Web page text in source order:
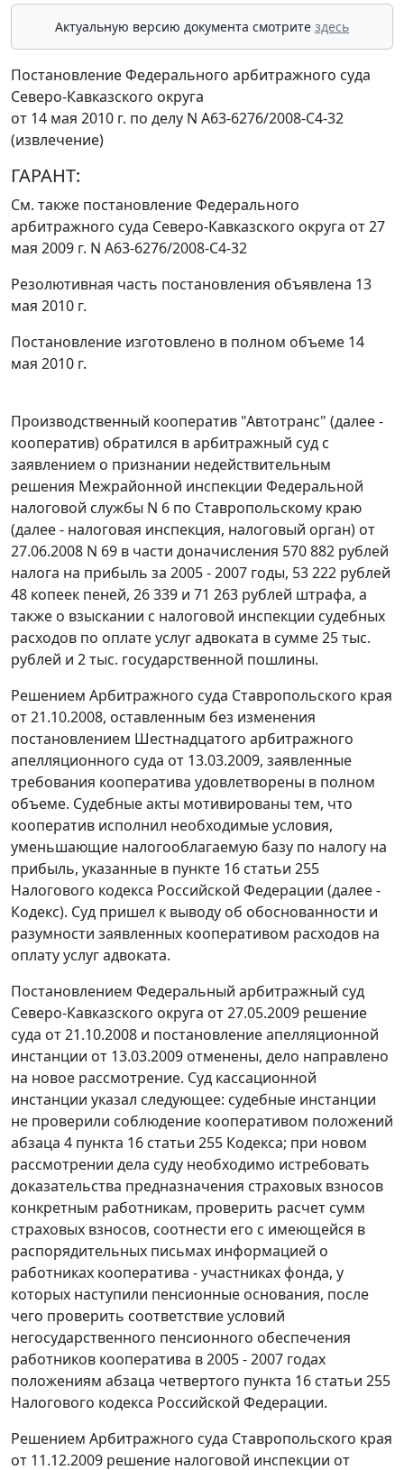
Актуальную версию документа смотрите здесь
Постановление Федерального арбитражного суда
Северо-Кавказского округа
от 14 мая 2010 г. по делу N А63-6276/2008-С4-32
(извлечение)
ГАРАНТ:
См. также постановлениеФедерального
арбитражного суда Северо-Кавказского округа от 27
мая 2009 г. N А63-6276/2008-С4-32
Резолютивная часть постановления объявлена 13
мая 2010 г.
Постановление изготовлено в полном объеме 14
мая 2010 г.
Производственный кооператив "Автотранс" (далее -
кооператив) обратился в арбитражный суд с
заявлением о признании недействительным
решения Межрайонной инспекции Федеральной
налоговой службы N 6 по Ставропольскому краю
(далее - налоговая инспекция, налоговый орган) от
27.06.2008 N 69 в части доначисления 570 882 рублей
налога на прибыль за 2005 - 2007 годы, 53 222 рублей
48 копеек пеней, 26 339 и 71 263 рублей штрафа, а
также о взыскании с налоговой инспекции судебных
расходов по оплате услуг адвоката в сумме 25 тыс.
рублей и 2 тыс. государственной пошлины.
Решением Арбитражного суда Ставропольского края
от 21.10.2008, оставленным без изменения
постановлением Шестнадцатого арбитражного
апелляционного суда от 13.03.2009, заявленные
требования кооператива удовлетворены в полном
объеме. Судебные акты мотивированы тем, что
кооператив исполнил необходимые условия,
уменьшающие налогооблагаемую базу по налогу на
прибыль, указанные в пункте 16 статьи 255
Налогового кодекса Российской Федерации (далее -
Кодекс). Суд пришел к выводу об обоснованности и
разумности заявленных кооперативом расходов на
оплату услуг адвоката.
Постановлением Федеральный арбитражный суд
Северо-Кавказского округа от 27.05.2009 решение
суда от 21.10.2008 и постановлениеапелляционной
инстанции от 13.03.2009 отменены, дело направлено
на новое рассмотрение. Суд кассационной
инстанции указал следующее: судебные инстанции
не проверили соблюдение кооперативом положений
абзаца 4 пункта 16 статьи 255 Кодекса; при новом
рассмотрении дела суду необходимо истребовать
доказательства предназначения страховых взносов
конкретным работникам, проверить расчет сумм
страховых взносов, соотнести его с имеющейся в
распорядительных письмах информацией о
работниках кооператива - участниках фонда, у
которых наступили пенсионные основания, после
чего проверить соответствие условий
негосударственного пенсионного обеспечения
работников кооператива в 2005 - 2007 годах
положениям абзаца четвертого пункта 16 статьи 255
Налогового кодекса Российской Федерации.
Решением Арбитражного суда Ставропольского края
от 11.12.2009 решение налоговой инспекции от